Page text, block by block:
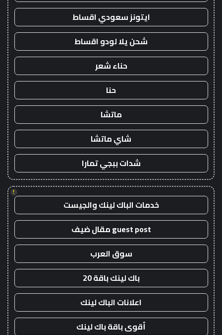
ايتونز سعودي اقساط
شحن يلا لودو اقساط
حناء شعر
حنا
ماتشا
شاي ماتشا
شدات ببجي تمارا
!
خدمات الباك لينك والجيست
guest post مقال ضيف
سوق العرب
باك لينك باقة 20
اعلانات الباك لينك
أقوى باقة باك لينك